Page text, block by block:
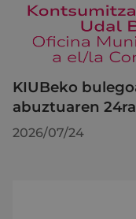
KIUBeko
abuztuaren
2026/07/24